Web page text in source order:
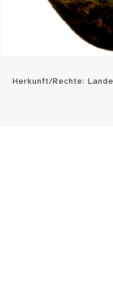
Herkunft/Rechte: